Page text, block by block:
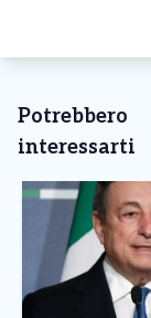
Potrebbero
interessarti